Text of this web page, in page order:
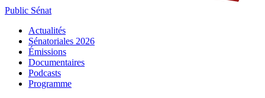
Public Sénat
Actualités
Sénatoriales 2026
Émissions
Documentaires
Podcasts
Programme